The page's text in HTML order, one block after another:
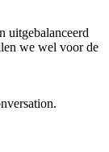
uitgebalanceerd
we wel voor de